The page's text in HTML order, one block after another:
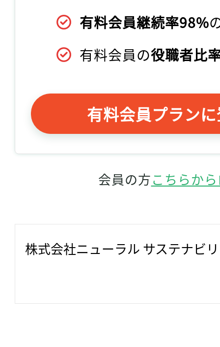
有料会員継続率98%
有料会員の役職者比
有料会員プラン
会員の方こちらか
株式会社ニューラル サステナビ